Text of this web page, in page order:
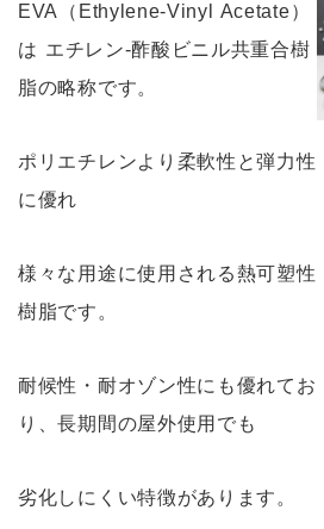
EVA（Ethylene-Vinyl Acetate）
は エチレン-酢酸ビニル共重合樹
脂の略称です。
ポリエチレンより柔軟性と弾力性
に優れ
様々な用途に使用される熱可塑性
樹脂です。
耐候性・耐オゾン性にも優れてお
り、長期間の屋外使用でも
劣化しにくい特徴があります。